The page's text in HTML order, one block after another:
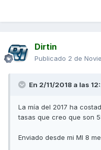
Dirtin
Publicado 2 de
En 2/11/2018 a las
La mía del 2017 ha
tasas que creo que son
Enviado desde mi MI 8